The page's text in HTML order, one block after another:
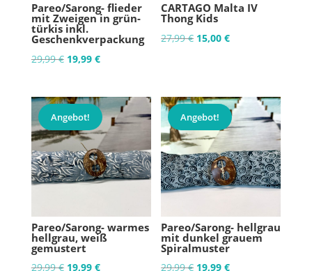
Pareo/Sarong- flieder
mit Zweigen in grün-
türkis inkl.
Geschenkverpackung
29,99€ Ursprünglicher
war:
29,99 €
19,99 €Aktueller
ist:
19,99 €.
CARTAGO Malta IV
Thong Kids
27,99€ Ursprünglicher
15,00€Aktueller
Angebot!
Pareo/Sarong- warmes
hellgrau, weiß
gemustert
29,99€ Ursprünglicher
19,99 €Aktueller
Angebot!
Pareo/Sarong- hellgrau
mit dunkel grauem
Spiralmuster
29,99€ Ursprünglicher
19,99€Aktueller